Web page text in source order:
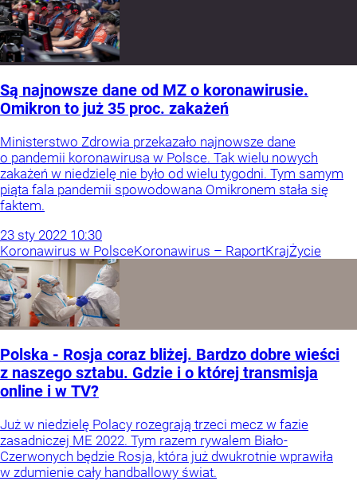
Są najnowsze dane od MZ o koronawirusie.
Omikron to już 35 proc. zakażeń
Ministerstwo Zdrowia przekazało najnowsze dane
o pandemii koronawirusa w Polsce. Tak wielu nowych
zakażeń w niedzielę nie było od wielu tygodni. Tym samym
piąta fala pandemii spowodowana Omikronem stała się
faktem.
23 sty 2022 10:30
Koronawirus w PolsceKoronawirus – RaportKrajŻycie
Polska - Rosja coraz bliżej. Bardzo dobre wieści
z naszego sztabu. Gdzie i o której transmisja
online i w TV?
Już w niedzielę Polacy rozegrają trzeci mecz w fazie
zasadniczej ME 2022. Tym razem rywalem Biało-
Czerwonych będzie Rosja, która już dwukrotnie wprawiła
w zdumienie cały handballowy świat.